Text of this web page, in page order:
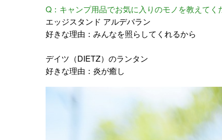
Q：キャンプ用品でお気に入りのモノを教えてく
エッジスタンド アルデバラン
好きな理由：みんなを照らしてくれるから
デイツ（DIETZ）のランタン
好きな理由：炎が癒し